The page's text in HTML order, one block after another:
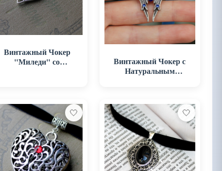
Винтажный Чокер
"Миледи" со
Винтажный Чокер с
Натуральным
🤍 🤍